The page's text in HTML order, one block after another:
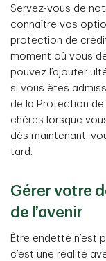
Servez-vous de
connaître vos
protection de
moment où vous
pouvez l’ajouter
si vous êtes
de la Protection
chères lorsque
dès maintenant,
tard.
Gérer votre
de l’avenir
Être endetté n’est
c’est une réalité